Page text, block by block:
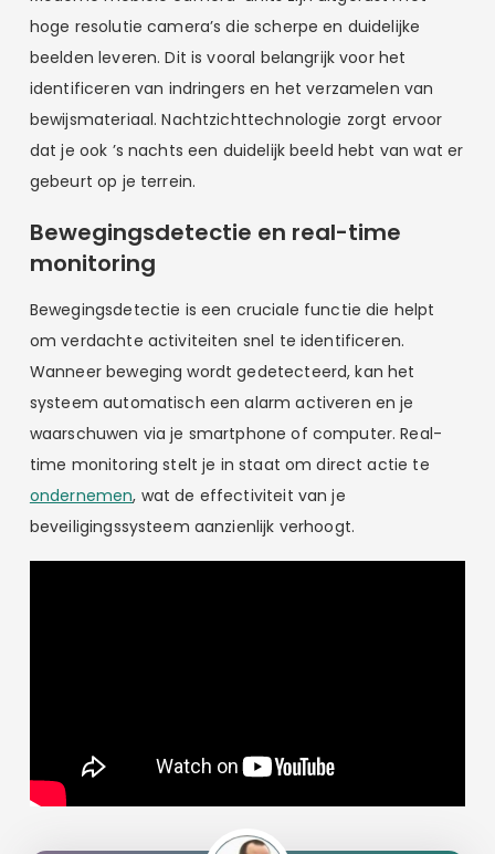
hoge resolutie camera’s die scherpe en duidelijke
beelden leveren. Dit is vooral belangrijk voor het
identificeren van indringers en het verzamelen van
bewijsmateriaal. Nachtzichttechnologie zorgt ervoor
dat je ook ’s nachts een duidelijk beeld hebt van wat er
gebeurt op je terrein.
Bewegingsdetectie en real-time
monitoring
Bewegingsdetectie is een cruciale functie die helpt
om verdachte activiteiten snel te identificeren.
Wanneer beweging wordt gedetecteerd, kan het
systeem automatisch een alarm activeren en je
waarschuwen via je smartphone of computer. Real-
time monitoring stelt je in staat om direct actie te
ondernemen, wat de effectiviteit van je
beveiligingssysteem aanzienlijk verhoogt.